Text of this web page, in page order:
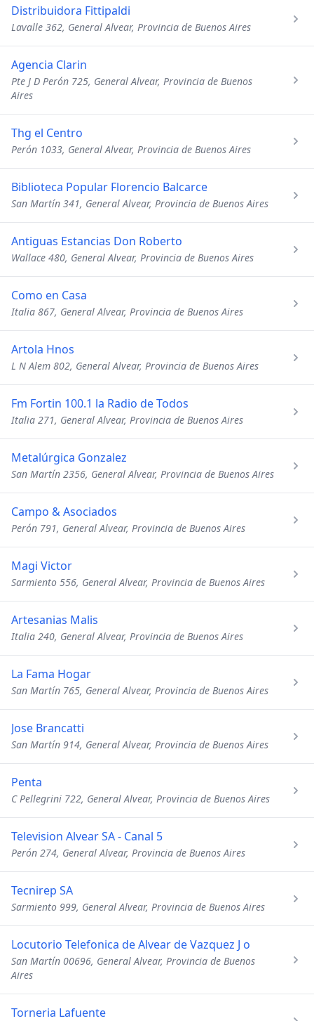
Distribuidora Fittipaldi
Lavalle 362, General Alvear, Provincia de Buenos Aires
Agencia Clarin
Pte J D Perón 725, General Alvear, Provincia de Buenos
Aires
Thg el Centro
Perón 1033, General Alvear, Provincia de Buenos Aires
Biblioteca Popular Florencio Balcarce
San Martín 341, General Alvear, Provincia de Buenos Aires
Antiguas Estancias Don Roberto
Wallace 480, General Alvear, Provincia de Buenos Aires
Como en Casa
Italia 867, General Alvear, Provincia de Buenos Aires
Artola Hnos
L N Alem 802, General Alvear, Provincia de Buenos Aires
Fm Fortin 100.1 la Radio de Todos
Italia 271, General Alvear, Provincia de Buenos Aires
Metalúrgica Gonzalez
San Martín 2356, General Alvear, Provincia de Buenos Aires
Campo & Asociados
Perón 791, General Alvear, Provincia de Buenos Aires
Magi Victor
Sarmiento 556, General Alvear, Provincia de Buenos Aires
Artesanias Malis
Italia 240, General Alvear, Provincia de Buenos Aires
La Fama Hogar
San Martín 765, General Alvear, Provincia de Buenos Aires
Jose Brancatti
San Martín 914, General Alvear, Provincia de Buenos Aires
Penta
C Pellegrini 722, General Alvear, Provincia de Buenos Aires
Television Alvear SA - Canal 5
Perón 274, General Alvear, Provincia de Buenos Aires
Tecnirep SA
Sarmiento 999, General Alvear, Provincia de Buenos Aires
Locutorio Telefonica de Alvear de Vazquez J o
San Martín 00696, General Alvear, Provincia de Buenos
Aires
Torneria Lafuente